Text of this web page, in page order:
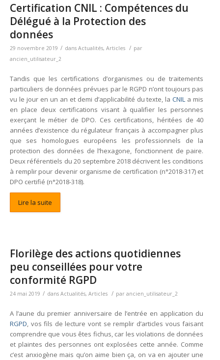
Certification CNIL : Compétences du
Délégué à la Protection des
données
29 novembre 2019 / dans Actualités, Articles / par
ancien_utilisateur_2
Tandis que les certifications d’organismes ou de traitements
particuliers de données prévues par le RGPD n’ont toujours pas
vu le jour en un an et demi d’applicabilité du texte, laCNIL a mis
en place deux certifications visant à qualifier les personnes
exerçant le métier de DPO. Ces certifications, héritées de 40
années d’existence du régulateur français à accompagner plus
que ses homologues européens les professionnels de la
protection des données de l’hexagone, fonctionnent de paire.
Deux référentiels du 20 septembre 2018 décrivent les conditions
à remplir pour devenir organisme de certification (n°2018-317) et
DPO certifié (n°2018-318).
Lire la suite
Florilège des actions quotidiennes
peu conseillées pour votre
conformité RGPD
24 mai 2019 / dans Actualités, Articles / par ancien_utilisateur_2
A l’aune du premier anniversaire de l’entrée en application du
RGPD, vos fils de lecture vont se remplir d’articles vous faisant
comprendre que vous êtes fichus, car les violations de données
et plaintes des personnes ont explosées cette année. Comme
c’est anxiogène mais qu’on aime bien ça, on va en ajouter une